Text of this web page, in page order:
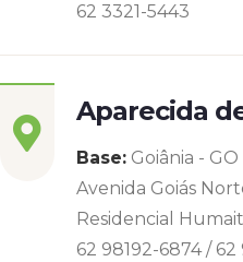
62 3321-5443
Aparecida
Base: Goiânia - GO
Avenida Goiás
Residencial
62 98192-6874 /